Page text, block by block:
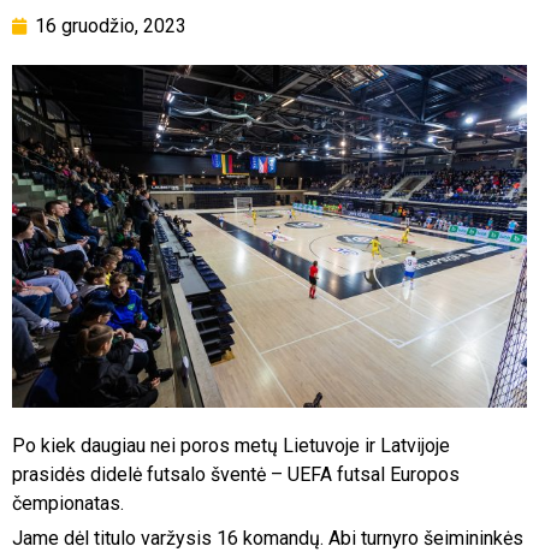
16 gruodžio, 2023
Po kiek daugiau nei poros metų Lietuvoje ir Latvijoje
prasidės didelė futsalo šventė – UEFA futsal Europos
čempionatas.
Jame dėl titulo varžysis 16 komandų. Abi turnyro šeimininkės